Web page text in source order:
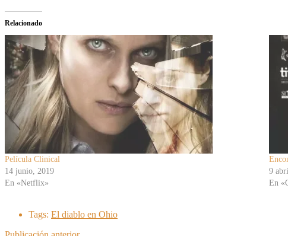
Relacionado
Película Clinical
14 junio, 2019
En «Netflix»
9
En
Tags: El diablo en Ohio